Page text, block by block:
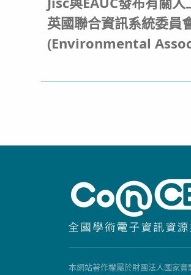
英國聯合資訊系統委
(Environmental
本網站著作權屬於財團法人國家